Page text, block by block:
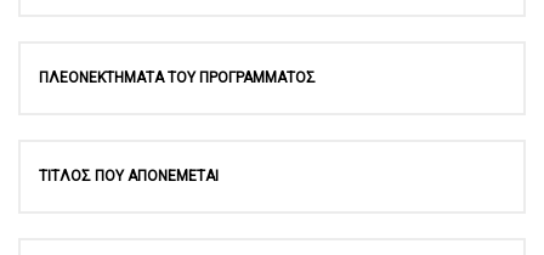
ΠΛΕΟΝΕΚΤΗΜΑΤΑ ΤΟΥ ΠΡΟΓΡΑΜΜΑΤΟΣ
ΤΙΤΛΟΣ ΠΟΥ ΑΠΟΝΕΜΕΤΑΙ